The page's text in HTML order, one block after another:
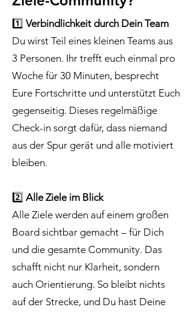
1️⃣ Verbindlichkeit durch Dein Team
Du wirst Teil eines kleinen Teams aus
3 Personen. Ihr trefft euch einmal pro
Woche für 30 Minuten, besprecht
Eure Fortschritte und unterstützt Euch
gegenseitig. Dieses regelmäßige
Check-in sorgt dafür, dass niemand
aus der Spur gerät und alle motiviert
bleiben.
2️⃣ Alle Ziele im Blick
Alle Ziele werden auf einem großen
Board sichtbar gemacht – für Dich
und die gesamte Community. Das
schafft nicht nur Klarheit, sondern
auch Orientierung. So bleibt nichts
auf der Strecke, und Du hast Deine